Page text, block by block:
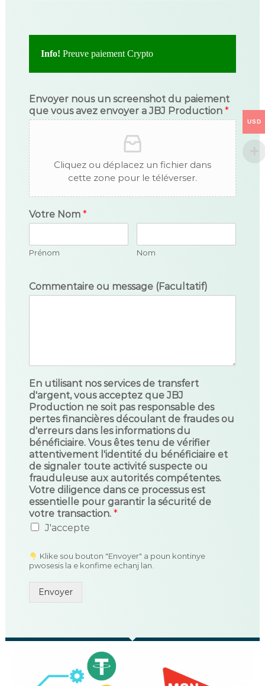
Info! Preuve paiement Crypto
Envoyer nous un screenshot du paiement
que vous avez envoyer a JBJ Production *
Cliquez ou déplacez un fichier dans
cette zone pour le téléverser.
Votre Nom *
Prénom Nom
Commentaire ou message (Facultatif)
En utilisant nos services de transfert
d'argent, vous acceptez que JBJ
Production ne soit pas responsable des
pertes financières découlant de fraudes ou
d'erreurs dans les informations du
bénéficiaire. Vous êtes tenu de vérifier
attentivement l'identité du bénéficiaire et
de signaler toute activité suspecte ou
frauduleuse aux autorités compétentes.
Votre diligence dans ce processus est
essentielle pour garantir la sécurité de
votre transaction. *
J'accepte
Klike sou bouton "Envoyer" a poun kontinye
pwosesis la e konfime echanj lan.
Envoyer
USD